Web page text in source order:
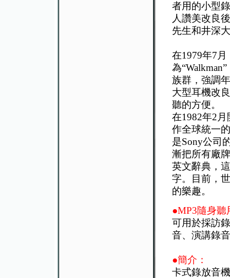
者用的小型
人讚美改良
先生和井深
在1979年7
為
族群，強調
大型耳機改
聽的方便。
在1982年2月
作全球統一
是Sony公司
漸把所有廠
英文辭典，
字。目前，
的樂趣。
●MP3隨身聽
可用於採訪
音、演講錄
●簡介：
卡式錄放音